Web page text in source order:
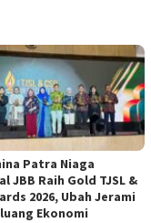
Patra Niaga
JBB Raih Gold TJSL &
2026, Ubah Jerami
Ekonomi